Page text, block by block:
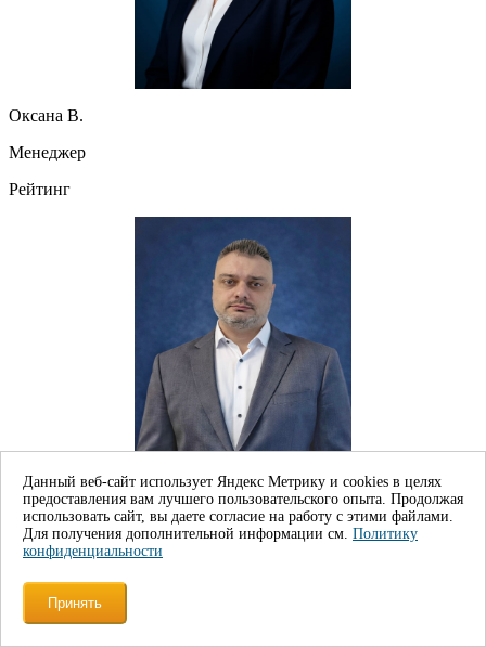
Оксана В.
Менеджер
Рейтинг
Влад Б.
Менеджер
Подпишитесь на
Данный веб-сайт использует Яндекс Метрику и cookies в целях
предоставления вам лучшего пользовательского опыта. Продолжая
использовать сайт, вы даете согласие на работу с этими файлами.
Для получения дополнительной информации см. Политику
конфиденциальности
Принять